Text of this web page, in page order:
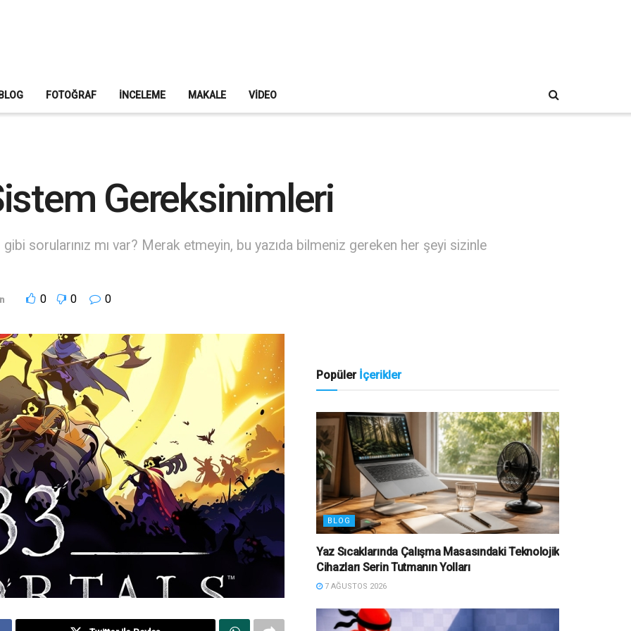
FOTOĞRAF İNCELEME MAKALE VIDEO
Gereksinimleri
sorularınız mı var? Merak etmeyin, bu yazıda bilmeniz gereken her şeyi sizinle
0 0 0
Popüler İçerikler
BLOG
Yaz Sıcaklarında Çalışma Masasındaki Teknolojik
Cihazları Serin Tutmanın Yolları
7 AĞUSTOS 2026